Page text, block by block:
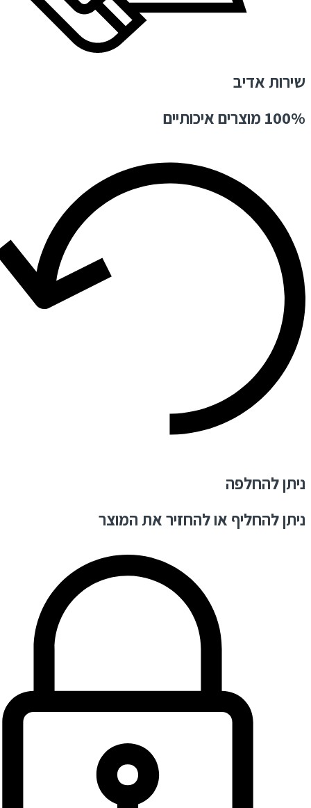
שירות אדיב
100% מוצרים איכותיים
ניתן להחלפה
ניתן להחליף או להחזיר את המוצר